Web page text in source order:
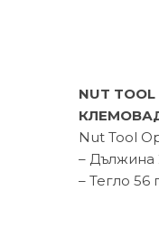
NUT TOOL
Nut Tool
– Дължина
– Тегло 56